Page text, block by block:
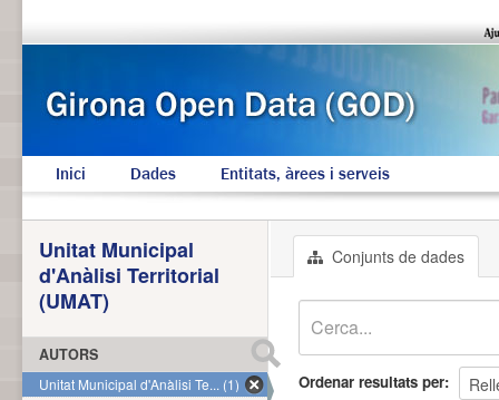
Inici Dades Entitats, àrees i serveis
Conjunts de dades
Ordenar resultats per
Unitat Municipal
d'Anàlisi Territorial
(UMAT)
AUTORS
Unitat Municipal d'Anàlisi Te... (1)